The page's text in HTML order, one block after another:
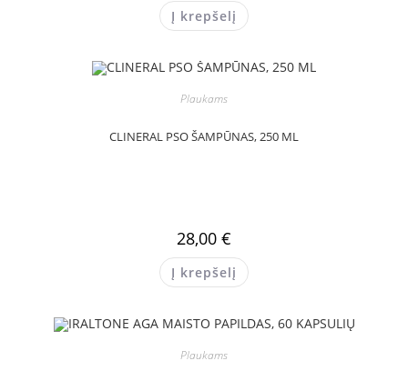
Į krepšelį
Plaukams
CLINERAL PSO ŠAMPŪNAS, 250 ML
28,00 €
Į krepšelį
Plaukams